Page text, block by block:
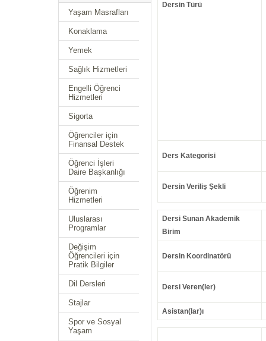
Yaşam Masrafları
Konaklama
Yemek
Sağlık Hizmetleri
Engelli Öğrenci
Hizmetleri
Sigorta
Öğrenciler için
Finansal Destek
Öğrenci İşleri
Daire Başkanlığı
Öğrenim
Hizmetleri
Uluslarası
Programlar
Değişim
Öğrencileri için
Pratik Bilgiler
Dil Dersleri
Stajlar
Spor ve Sosyal
Yaşam
Dersin Türü
Ders Kategorisi
Dersin Veriliş Şekli
Dersi Sunan Akademik
Birim
Dersin Koordinatörü
Dersi Veren(ler)
Asistan(lar)ı